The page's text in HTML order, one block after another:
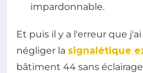
impardonnable.
Et puis il y a l'erreur que
négliger la signalétique
bâtiment 44 sans